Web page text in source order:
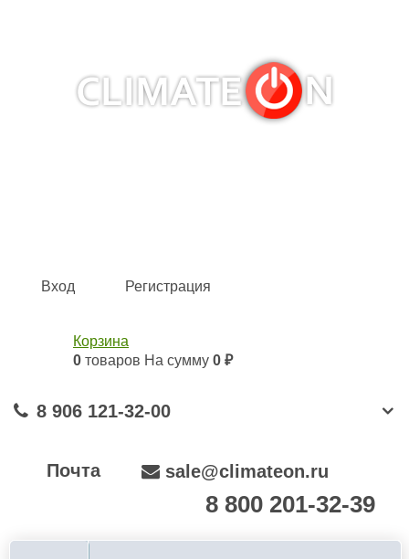
Вход Регистрация
Корзина
0 товаров На сумму 0 ₽
8 906 121-32-00
Почта sale@climateon.ru
8 800 201-32-39